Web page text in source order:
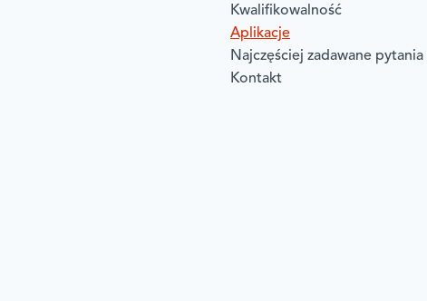
Kwalifikowalność
Aplikacje
Najczęściej zadawane pytania
Kontakt